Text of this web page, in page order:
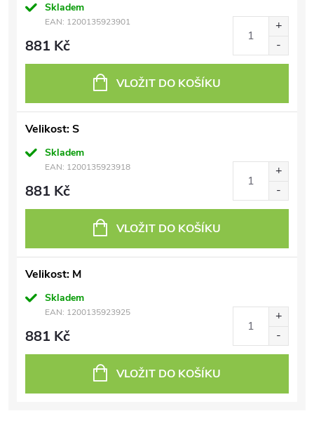
Skladem
EAN: 1200135923901
881 Kč
VLOŽIT DO KOŠÍKU
Velikost: S
Skladem
EAN: 1200135923918
881 Kč
VLOŽIT DO KOŠÍKU
Velikost: M
Skladem
EAN: 1200135923925
881 Kč
VLOŽIT DO KOŠÍKU